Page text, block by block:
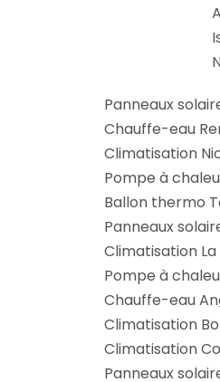
Panneaux
Chauffe-eau
Climatisation
Pompe à
Ballon thermo
Panneaux
Climatisation
Pompe à
Chauffe-eau
Climatisation
Climatisation
Panneaux